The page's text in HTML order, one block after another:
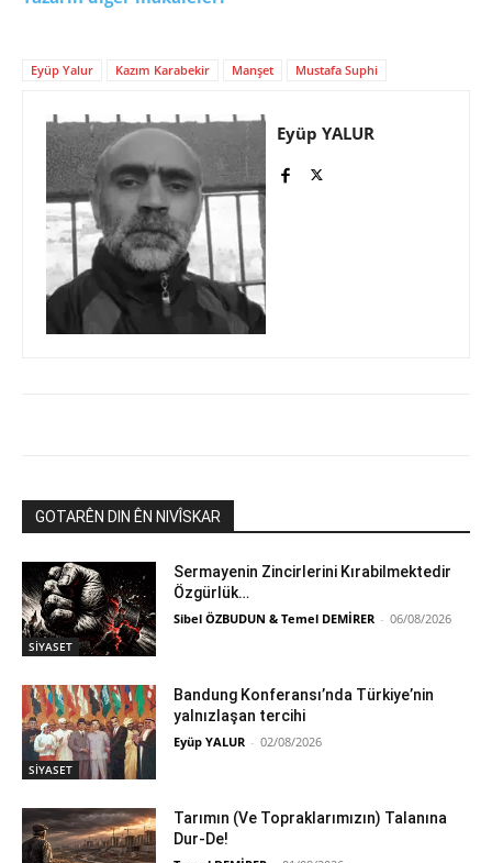
Eyüp Yalur Kazım Karabekir Manşet Mustafa Suphi
Eyüp YALUR
GOTARÊN DIN ÊN NIVÎSKAR
SİYASET
Sermayenin Zincirlerini Kırabilmektedir
Özgürlük…
Sibel ÖZBUDUN & Temel DEMİRER - 06/08/2026
SİYASET
Bandung Konferansı’nda Türkiye’nin
yalnızlaşan tercihi
Eyüp YALUR - 02/08/2026
Tarımın (Ve Topraklarımızın) Talanına
Dur-De!